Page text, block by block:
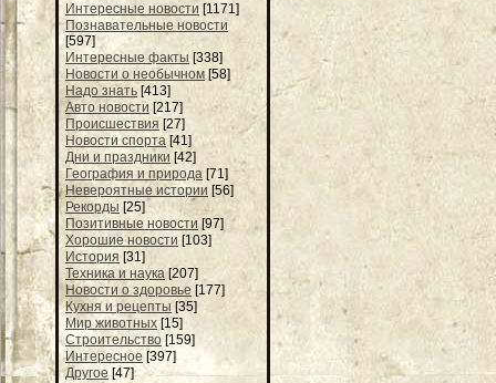
Интересные новости [1171]
Познавательные новости
[597]
Интересные факты [338]
Новости о необычном [58]
Надо знать [413]
Авто новости [217]
Происшествия [27]
Новости спорта [41]
Дни и праздники [42]
География и природа [71]
Невероятные истории [56]
Рекорды [25]
Позитивные новости [97]
Хорошие новости [103]
История [31]
Техника и наука [207]
Новости о здоровье [177]
Кухня и рецепты [35]
Мир животных [15]
Строительство [159]
Интересное [397]
Другое [47]